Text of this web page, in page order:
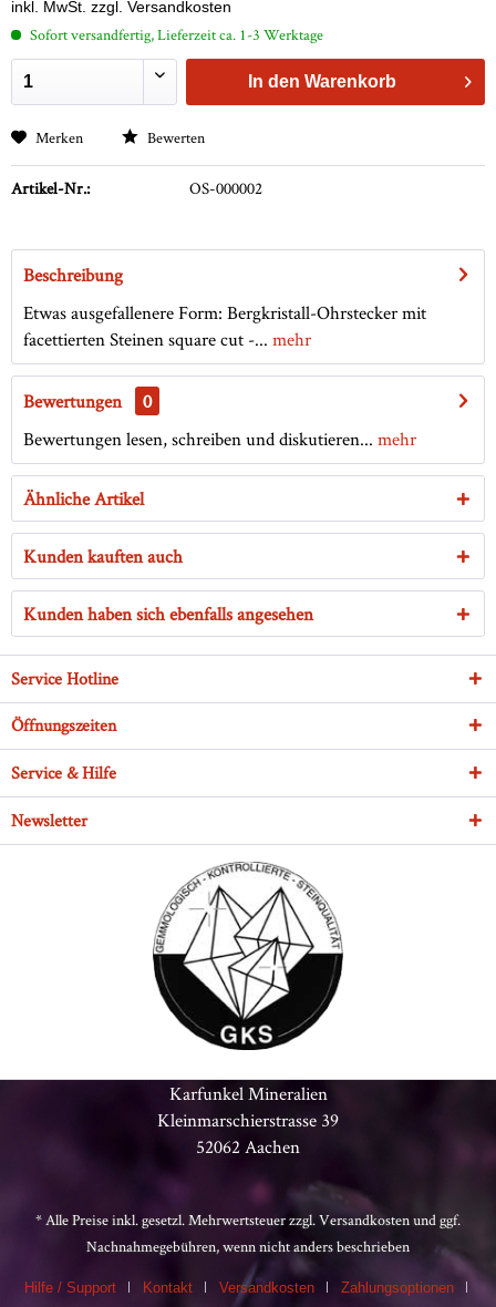
inkl. MwSt. zzgl. Versandkosten
Sofort versandfertig, Lieferzeit ca. 1-3 Werktage
In den Warenkorb
Merken Bewerten
Artikel-Nr.: OS-000002
Beschreibung
Etwas ausgefallenere Form: Bergkristall-Ohrstecker mit
facettierten Steinen square cut -... mehr
Bewertungen
0
Bewertungen lesen, schreiben und diskutieren... mehr
Ähnliche Artikel
Kunden kauften auch
Kunden haben sich ebenfalls angesehen
Service Hotline
Öffnungszeiten
Service & Hilfe
Newsletter
Karfunkel Mineralien
Kleinmarschierstrasse 39
52062 Aachen
* Alle Preise inkl. gesetzl. Mehrwertsteuer zzgl.Versandkostenund ggf.
Nachnahmegebühren, wenn nicht anders beschrieben
Hilfe / Support Kontakt Versandkosten Zahlungsoptionen